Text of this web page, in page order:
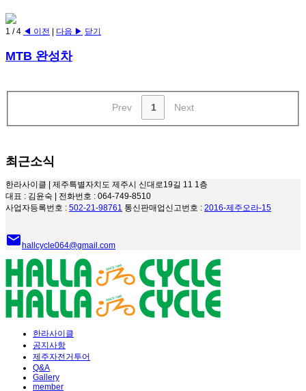
1 /4 ◀ 이전 다음 ▶ 닫기
MTB 완성차
Prev 1 Next
최근소식
한라사이클 | 제주특별자치도 제주시 신대로19길 11 1층
대표 : 김윤숙 | 전화번호 : 064-749-8510
사업자등록번호 : 502-21-98761 통신판매업신고번호 : 2016-제주오라-15
email hallcycle064@gmail.com
한라사이클
공지사항
제주자전거투어
Q&A
Gallery
member